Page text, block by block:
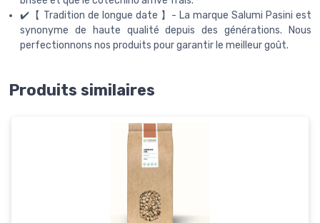
✔️【 Tradition de longue date 】- La marque Salumi Pasini est
synonyme de haute qualité depuis des générations. Nous
perfectionnons nos produits pour garantir le meilleur goût.
Produits similaires